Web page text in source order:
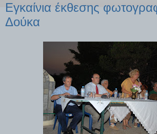
Εγκαίνια έκθεσης
Δούκα